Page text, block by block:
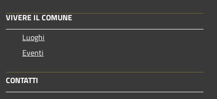
VIVERE IL COMUNE
Luoghi
Eventi
CONTATTI